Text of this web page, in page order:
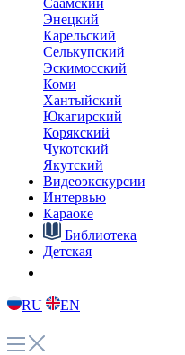
Саамский
Энецкий
Карельский
Селькупский
Эскимосский
Коми
Хантыйский
Юкагирский
Корякский
Чукотский
Якутский
Видеоэкскурсии
Интервью
Караоке
Библиотека
Детская
RU EN